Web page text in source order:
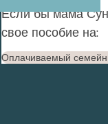
Если бы мама
свое пособие на:
Оплачиваемый